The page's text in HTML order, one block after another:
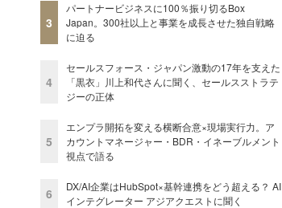
3
パートナービジネスに100％振り切るBox
Japan。300社以上と事業を成長させた独自戦略
に迫る
4
セールスフォース・ジャパン激動の17年を支えた
「黒衣」川上和代さんに聞く、セールスストラテ
ジーの正体
5
エンプラ開拓を変える横断合意×現場実行力。ア
カウントマネージャー・BDR・イネーブルメント
視点で語る
6
DX/AI企業はHubSpot×基幹連携をどう超える？ AI
インテグレーター アジアクエストに聞く